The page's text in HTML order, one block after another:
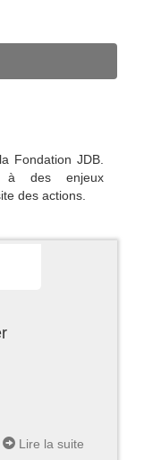
Fondation JDB.
à des enjeux
des actions.
Lire la suite